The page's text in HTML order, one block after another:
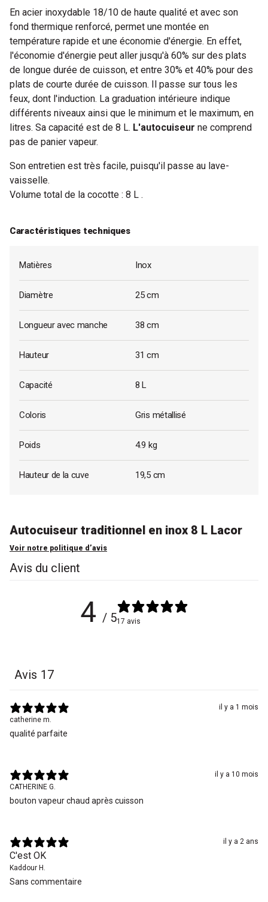
En acier inoxydable 18/10 de haute qualité et avec son
fond thermique renforcé, permet une montée en
température rapide et une économie d'énergie. En effet,
l'économie d'énergie peut aller jusqu'à 60% sur des plats
de longue durée de cuisson, et entre 30% et 40% pour des
plats de courte durée de cuisson. Il passe sur tous les
feux, dont l'induction. La graduation intérieure indique
différents niveaux ainsi que le minimum et le maximum, en
litres. Sa capacité est de 8 L. L'autocuiseur ne comprend
pas de panier vapeur.
Son entretien est très facile, puisqu'il passe au lave-
vaisselle.
Volume total de la cocotte : 8 L .
Caractéristiques techniques
Matières Inox
Diamètre 25 cm
Longueur avec manche 38 cm
Hauteur 31 cm
Capacité 8 L
Coloris Gris métallisé
Poids 4.9 kg
Hauteur de la cuve 19,5 cm
Autocuiseur traditionnel en inox 8 L Lacor
Voir notre politique d’avis
Avis du client
4 / 517 avis
Avis 17
il y a 1 mois
catherine m.
qualité parfaite
il y a 10 mois
CATHERINE G.
bouton vapeur chaud après cuisson
il y a 2 ans
C'est OK
Kaddour H.
Sans commentaire